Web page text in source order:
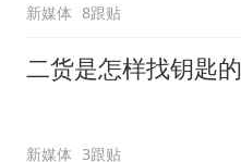
新媒体 8跟贴
二货是怎样找钥匙的
新媒体 3跟贴